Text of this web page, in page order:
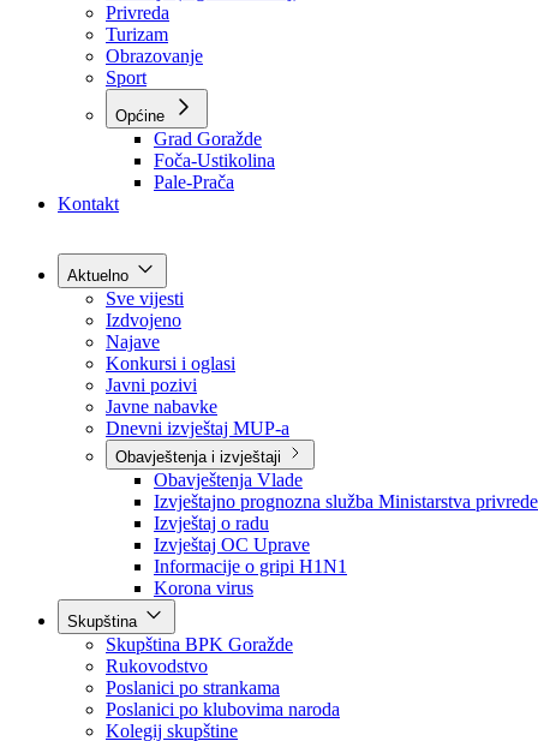
O kantonu
Simboli kantona (Grb, zastava)
Historija (digitalni muzej)
Privreda
Turizam
Obrazovanje
Sport
Općine
Kontakt
Aktuelno
Sve vijesti
Izdvojeno
Najave
Konkursi i oglasi
Javni pozivi
Javne nabavke
Dnevni izvještaj MUP-a
Obavještenja i izvještaji
Obavještenja Vlade
Izvještajno prognozna služba Ministarstva privrede
Izvještaj o radu
Izvještaj OC Uprave
Informacije o gripi H1N1
Korona virus
Skupština
Skupština BPK Goražde
Rukovodstvo